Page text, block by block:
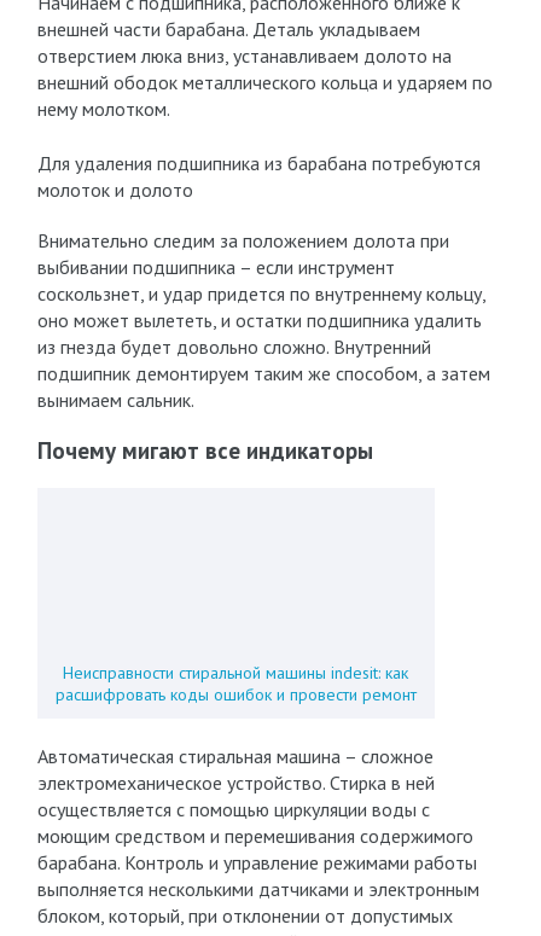
внешней части барабана. Деталь укладываем
отверстием люка вниз, устанавливаем долото на
внешний ободок металлического кольца и ударяем по
нему молотком.
Для удаления подшипника из барабана потребуются
молоток и долото
Внимательно следим за положением долота при
выбивании подшипника – если инструмент
соскользнет, и удар придется по внутреннему кольцу,
оно может вылететь, и остатки подшипника удалить
из гнезда будет довольно сложно. Внутренний
подшипник демонтируем таким же способом, а затем
вынимаем сальник.
Почему мигают все индикаторы
Неисправности стиральной машины indesit: как
расшифровать коды ошибок и провести ремонт
Автоматическая стиральная машина – сложное
электромеханическое устройство. Стирка в ней
осуществляется с помощью циркуляции воды с
моющим средством и перемешивания содержимого
барабана. Контроль и управление режимами работы
выполняется несколькими датчиками и электронным
блоком, который, при отклонении от допустимых